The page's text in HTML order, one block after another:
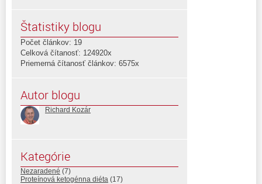
Štatistiky blogu
Počet článkov: 19
Celková čítanosť: 124920x
Priemerná čítanosť článkov: 6575x
Autor blogu
Richard Kozár
Kategórie
Nezaradené (7)
Proteínová ketogénna diéta (17)